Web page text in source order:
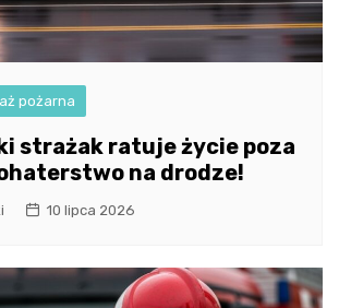
pożarna
strażak ratuje życie poza
na drodze!
10 lipca 2026